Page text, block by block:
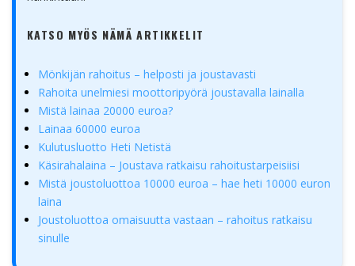
KATSO MYÖS NÄMÄ ARTIKKELIT
Mönkijän rahoitus – helposti ja joustavasti
Rahoita unelmiesi moottoripyörä joustavalla lainalla
Mistä lainaa 20000 euroa?
Lainaa 60000 euroa
Kulutusluotto Heti Netistä
Käsirahalaina – Joustava ratkaisu rahoitustarpeisiisi
Mistä joustoluottoa 10000 euroa – hae heti 10000 euron
laina
Joustoluottoa omaisuutta vastaan – rahoitus ratkaisu
sinulle